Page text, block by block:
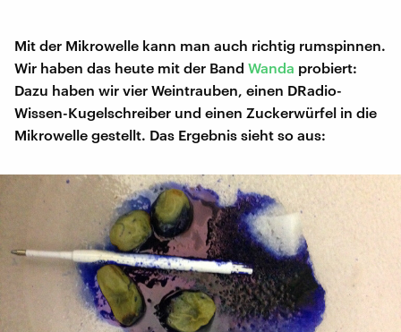
Mit der Mikrowelle kann man auch richtig rumspinnen.
Wir haben das heute mit der Band Wanda probiert:
Dazu haben wir vier Weintrauben, einen DRadio-
Wissen-Kugelschreiber und einen Zuckerwürfel in die
Mikrowelle gestellt. Das Ergebnis sieht so aus: